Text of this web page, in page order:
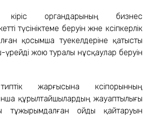
органдарының бизнес
түсiніктеме беруін және кәсіпкерлік
қосымша тәуекелдеріне қатысты
жою туралы нұсқаулар беруін
жарғысына кәсіпорынның
құрылтайшылардың жауаптылығы
тұжырымдалған ойды қайтаруын